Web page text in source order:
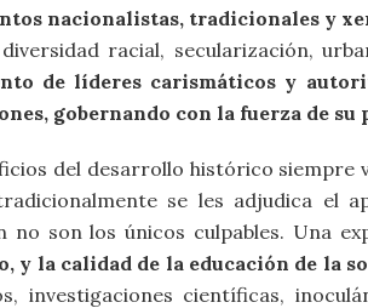
nacionalistas, tradicionales y
racial, secularización,
de líderes carismáticos y
gobernando con la fuerza de su
del desarrollo histórico siempre
se les adjudica el
no son los únicos culpables. Una
y la calidad de la educación de la
investigaciones científicas,